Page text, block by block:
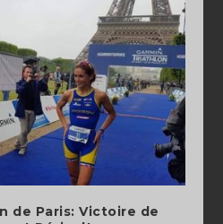
de Paris: Victoire de